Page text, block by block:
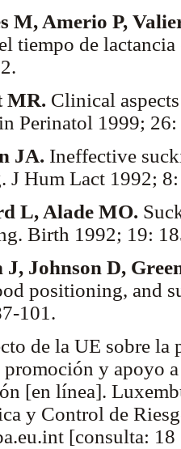
M, Amerio P,
tiempo de
MR. Clinical
Perinatol 1999;
JA. Ineffective
J Hum Lact 1992;
L, Alade MO.
Birth 1992; 19:
Johnson D,
positioning, and
101.
de la UE sobre la
y apoyo
[en línea].
y Control de
[consulta: 18